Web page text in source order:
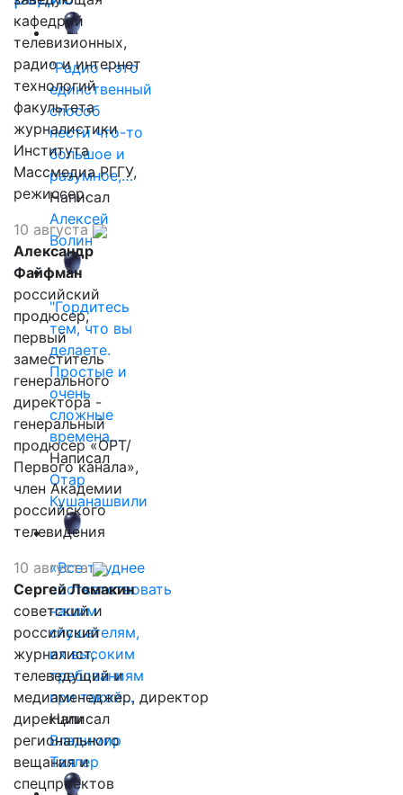
"Радио - это
единственный
способ
нести что-то
большое и
разумное,…
Написал
Алексей
Волин
"Гордитесь
тем, что вы
делаете.
Простые и
очень
сложные
времена…
Написал
Отар
Кушанашвили
«Все труднее
соответствовать
нашим
слушателям,
их высоким
требованиям
при такой…
Написал
Владимир
Таллер
кафедрой
телевизионных,
радио и интернет
технологий
факультета
журналистики
Института
Массмедиа РГГУ,
режиссер.
10 августа
Александр
Файфман
российский
продюсер,
первый
заместитель
генерального
директора -
генеральный
продюсер «ОРТ/
Первого канала»,
член Академии
российского
телевидения
10 августа
Сергей Ломакин
советский и
российский
журналист,
телеведущий и
медиаменеджер, директор
дирекции
регионального
вещания и
спецпроектов